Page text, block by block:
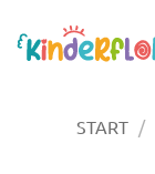
Inhalt
springen
START /